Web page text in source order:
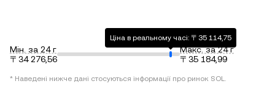
Мін. за 24 г
〒34 276,56
Ціна в реальному часі: 〒35 114,75
Макс. за 24 г
〒35 184,99
* Наведені нижче дані стосуються інформації про ринок SOL.